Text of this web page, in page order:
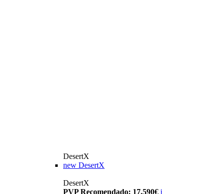
DesertX
new DesertX
DesertX
PVP Recomendado: 17.590€ i